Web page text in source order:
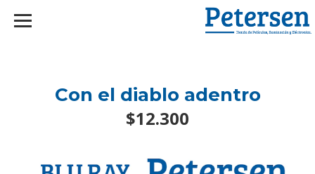
Con el diablo adentro
$12.300